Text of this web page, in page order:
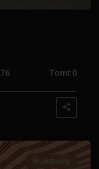
76 Tomt:0
Bruktbolig